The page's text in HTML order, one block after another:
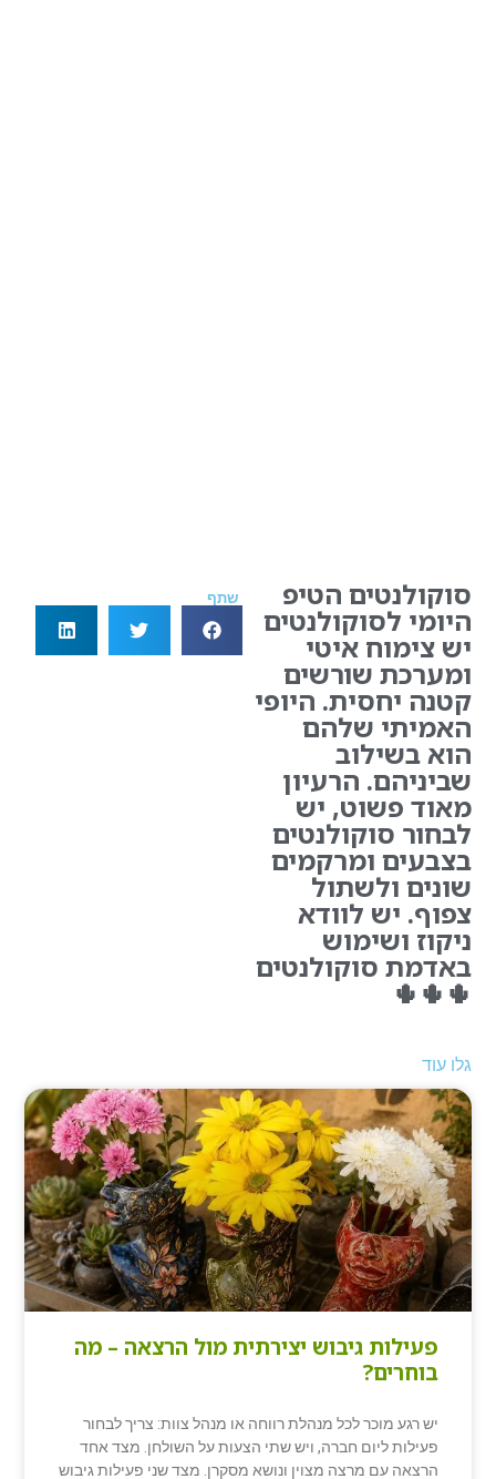
סוקולנטים הטיפ
היומי לסוקולנטים
יש צימוח איטי
ומערכת שורשים
קטנה יחסית. היופי
האמיתי שלהם
הוא בשילוב
שביניהם. הרעיון
מאוד פשוט, יש
לבחור סוקולנטים
בצבעים ומרקמים
שונים ולשתול
צפוף. יש לוודא
ניקוז ושימוש
באדמת סוקולנטים
🌵🌵🌵
שתף
גלו עוד
פעילות גיבוש יצירתית מול הרצאה – מה
בוחרים?
יש רגע מוכר לכל מנהלת רווחה או מנהל צוות: צריך לבחור
פעילות ליום חברה, ויש שתי הצעות על השולחן. מצד אחד
הרצאה עם מרצה מצוין ונושא מסקרן. מצד שני פעילות גיבוש